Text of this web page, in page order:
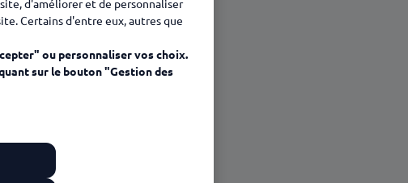
d'améliorer et de personnaliser
Certains d'entre eux, autres que
ou personnaliser vos choix.
sur le bouton "Gestion des